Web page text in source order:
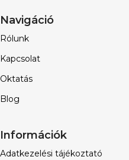
Navigáció
Rólunk
Kapcsolat
Oktatás
Blog
Információk
Adatkezelési tájékoztató